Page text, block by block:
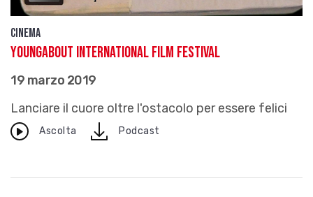
Cinema
Youngabout International Film Festival
19 marzo 2019
Lanciare il cuore oltre l'ostacolo per essere felici
Ascolta downloadPodcast